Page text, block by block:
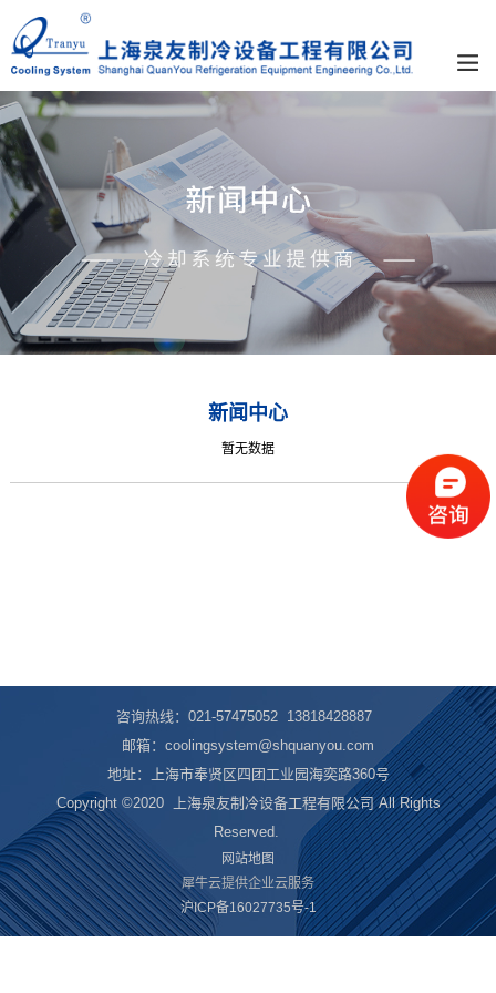
新闻中心
暂无数据
咨询热线：021-57475052 13818428887
邮箱：coolingsystem@shquanyou.com
地址：上海市奉贤区四团工业园海奕路360号
Copyright ©2020
上海泉友制冷设备工程有限公司 All Rights
Reserved.
网站地图
犀牛云提供企业云服务
沪ICP备16027735号-1